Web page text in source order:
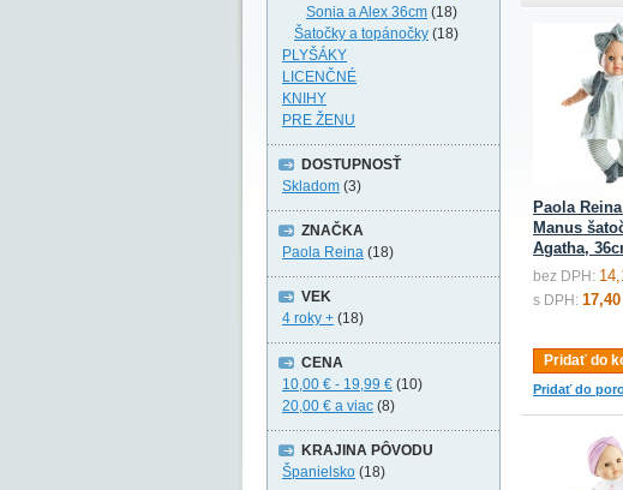
Paola
Manus
Agatha,
bez DPH:
s DPH:
Pridať do
Pridať do
Sonia a Alex 36cm (18)
Šatočky a topánočky (18)
PLYŠÁKY
LICENČNÉ
KNIHY
PRE ŽENU
DOSTUPNOSŤ
Skladom (3)
ZNAČKA
Paola Reina (18)
VEK
4 roky + (18)
CENA
10,00 € - 19,99 € (10)
20,00 € a viac (8)
KRAJINA PÔVODU
Španielsko (18)